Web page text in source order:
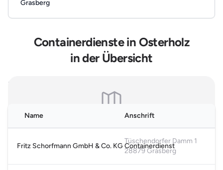
Grasberg
Containerdienste in Osterholz
in der Übersicht
Bitte akzeptiere die funktionalen Cookies, um die Karte
anzuzeigen.
Cookie-Einstellungen öffnen
Hinweis: Es handelt sich um allgemeine, online einsehbare Branchendaten.
Falls Sie Ihren Eintrag auf unserer Seite nicht wünschen, können Sie uns
Name Anschrift
Fritz Schorfmann GmbH & Co. KG Containerdienst
Tüschendorfer Damm 1
28879 Grasberg